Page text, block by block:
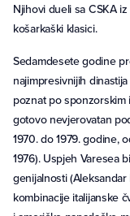
Njihovi dueli sa CSKA
košarkaški klasici.
Sedamdesete godine
najimpresivnijih
poznat po sponzorskim
gotovo nevjerovatan
1970. do 1979. godine,
1976). Uspjeh Varesea
genijalnosti
kombinacije italijanske